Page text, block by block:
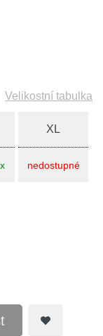
Velikostní tabulka
XL
nedostupné